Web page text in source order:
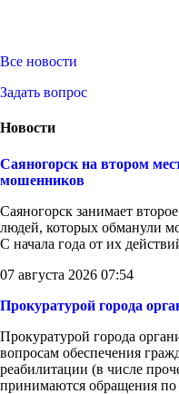
Все новости
Задать вопрос
Новости
Саяногорск на втором
мошенников
Саяногорск занимает
людей, которых обманули
С начала года от их
07 августа 2026 07:54
Прокуратурой города
Прокуратурой города
вопросам обеспечения
реабилитации (в числе
принимаются обращения по